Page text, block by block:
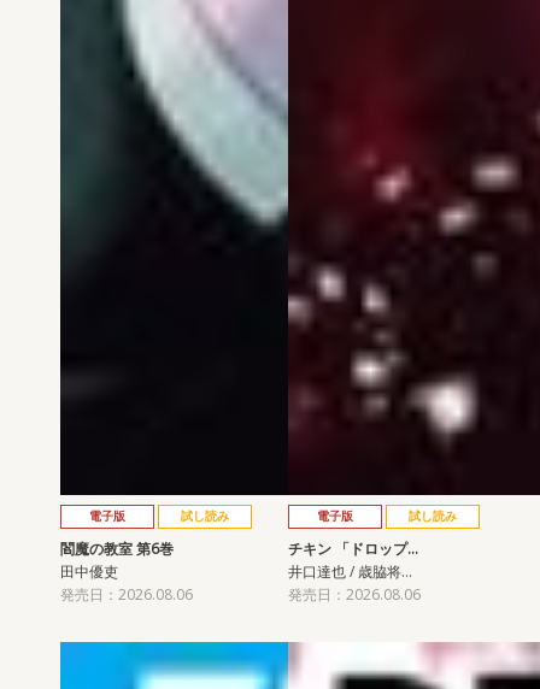
電子版 試し読み
閻魔の教室 第6巻
田中優吏
発売日：2026.08.06
電子版 試し読み
チキン 「ドロップ…
井口達也 / 歳脇将…
発売日：2026.08.06